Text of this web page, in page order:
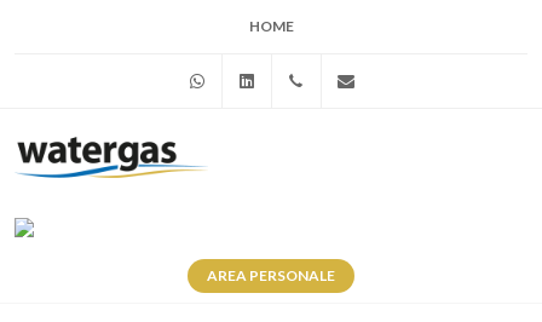
HOME
WhatsAppLinkedin+39 345 281 0246
AREA PERSONALE